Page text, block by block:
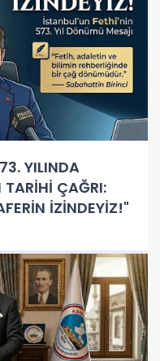
YILINDA
TARİHİ ÇAĞRI:
İZİNDEYİZ!"